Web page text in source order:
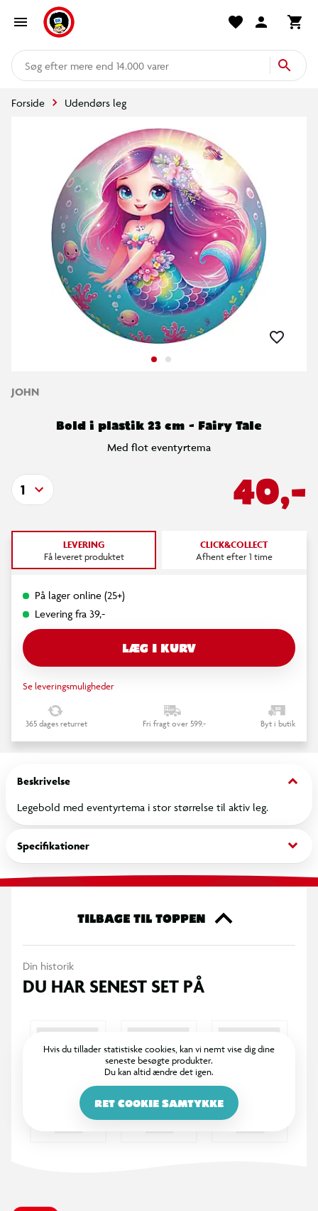
mere end 14.000 varer
Forside Udendørs leg
JOHN
Bold i plastik 23 cm - Fairy Tale
Med flot eventyrtema
40,-
1
LEVERING
Få leveret produktet
CLICK&COLLECT
Afhent efter 1 time
På lager online (25+)
Levering fra 39,-
LÆG I KURV
Se leveringsmuligheder
365 dages returret Fri fragt over 599,- Byt i butik
Beskrivelse keyboard_arrow_down
Legebold med eventyrtema i stor størrelse til aktiv leg.
Specifikationer keyboard_arrow_down
TILBAGE TIL TOPPEN
Din historik
DU HAR SENEST SET PÅ
Hvis du tillader statistiske cookies, kan vi nemt vise dig dine
seneste besøgte produkter.
Du kan altid ændre det igen.
RET COOKIE SAMTYKKE